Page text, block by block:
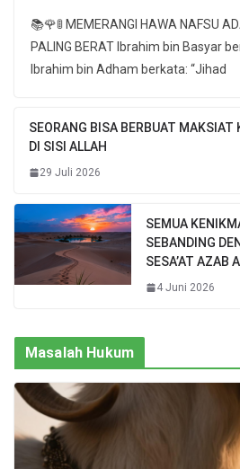
📚🌹🚦 MEMERANGI HAWA NAFSU
PALING BERAT Ibrahim bin Basyar
Ibrahim bin Adham berkata: “Jihad
SEORANG BISA BERBUAT MAKSIAT
DI SISI ALLAH
29 Juli 2026
SEMUA
SEBANDING
SESA’AT AZAB
4 Juni 2026
Masalah Hukum